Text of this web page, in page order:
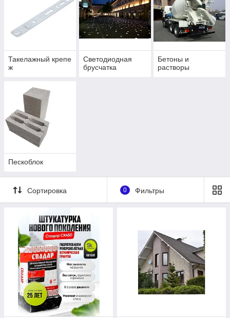
Такелажный крепе
ж
Светодиодная
брусчатка
Бетоны и
растворы
Пескоблок
Сортировка 0 Фильтры